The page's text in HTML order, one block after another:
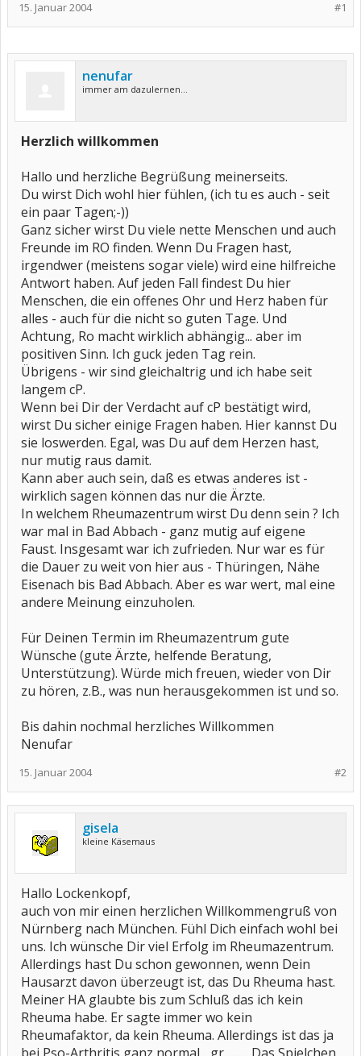
#1
15. Januar 2004
nenufar
immer am dazulernen...
Herzlich willkommen
Hallo und herzliche Begrüßung meinerseits.
Du wirst Dich wohl hier fühlen, (ich tu es auch - seit
ein paar Tagen;-))
Ganz sicher wirst Du viele nette Menschen und auch
Freunde im RO finden. Wenn Du Fragen hast,
irgendwer (meistens sogar viele) wird eine hilfreiche
Antwort haben. Auf jeden Fall findest Du hier
Menschen, die ein offenes Ohr und Herz haben für
alles - auch für die nicht so guten Tage. Und
Achtung, Ro macht wirklich abhängig... aber im
positiven Sinn. Ich guck jeden Tag rein.
Übrigens - wir sind gleichaltrig und ich habe seit
langem cP.
Wenn bei Dir der Verdacht auf cP bestätigt wird,
wirst Du sicher einige Fragen haben. Hier kannst Du
sie loswerden. Egal, was Du auf dem Herzen hast,
nur mutig raus damit.
Kann aber auch sein, daß es etwas anderes ist -
wirklich sagen können das nur die Ärzte.
In welchem Rheumazentrum wirst Du denn sein ? Ich
war mal in Bad Abbach - ganz mutig auf eigene
Faust. Insgesamt war ich zufrieden. Nur war es für
die Dauer zu weit von hier aus - Thüringen, Nähe
Eisenach bis Bad Abbach. Aber es war wert, mal eine
andere Meinung einzuholen.
Für Deinen Termin im Rheumazentrum gute
Wünsche (gute Ärzte, helfende Beratung,
Unterstützung). Würde mich freuen, wieder von Dir
zu hören, z.B., was nun herausgekommen ist und so.
Bis dahin nochmal herzliches Willkommen
Nenufar
#2
15. Januar 2004
gisela
kleine Käsemaus
Hallo Lockenkopf,
auch von mir einen herzlichen Willkommengruß von
Nürnberg nach München. Fühl Dich einfach wohl bei
uns. Ich wünsche Dir viel Erfolg im Rheumazentrum.
Allerdings hast Du schon gewonnen, wenn Dein
Hausarzt davon überzeugt ist, das Du Rheuma hast.
Meiner HA glaubte bis zum Schluß das ich kein
Rheuma habe. Er sagte immer wo kein
Rheumafaktor, da kein Rheuma. Allerdings ist das ja